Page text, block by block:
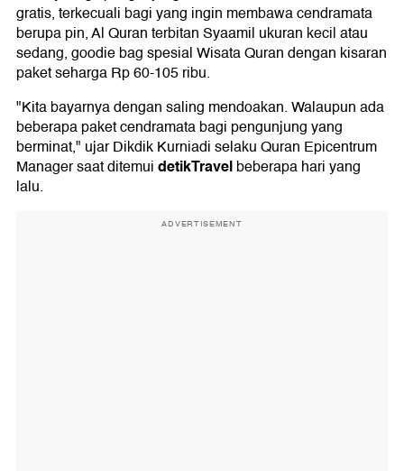
gratis, terkecuali bagi yang ingin membawa cendramata
berupa pin, Al Quran terbitan Syaamil ukuran kecil atau
sedang, goodie bag spesial Wisata Quran dengan kisaran
paket seharga Rp 60-105 ribu.
"Kita bayarnya dengan saling mendoakan. Walaupun ada
beberapa paket cendramata bagi pengunjung yang
berminat," ujar Dikdik Kurniadi selaku Quran Epicentrum
Manager saat ditemuidetikTravelbeberapa hari yang
lalu.
ADVERTISEMENT